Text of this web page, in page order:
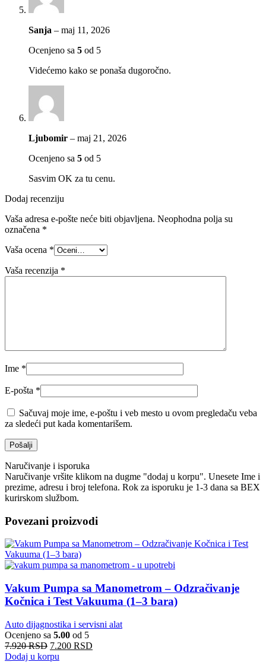
Sanja – maj 11, 2026
Ocenjeno sa 5 od 5
Videćemo kako se ponaša dugoročno.
Ljubomir – maj 21, 2026
Ocenjeno sa 5 od 5
Sasvim OK za tu cenu.
Dodaj recenziju
Vaša adresa e-pošte neće biti objavljena. Neophodna polja su
označena *
Vaša ocena *
Vaša recenzija *
Ime *
E-pošta *
Sačuvaj moje ime, e-poštu i veb mesto u ovom pregledaču veba
za sledeći put kada komentarišem.
Naručivanje i isporuka
Naručivanje vršite klikom na dugme "dodaj u korpu". Unesete Ime i
prezime, adresu i broj telefona. Rok za isporuku je 1-3 dana sa BEX
kurirskom službom.
Povezani proizvodi
Vakum Pumpa sa Manometrom – Odzračivanje
Kočnica i Test Vakuuma (1–3 bara)
Auto dijagnostika i servisni alat
Ocenjeno sa 5.00 od 5
7.920RSD 7.200 RSD
Dodaj u korpu